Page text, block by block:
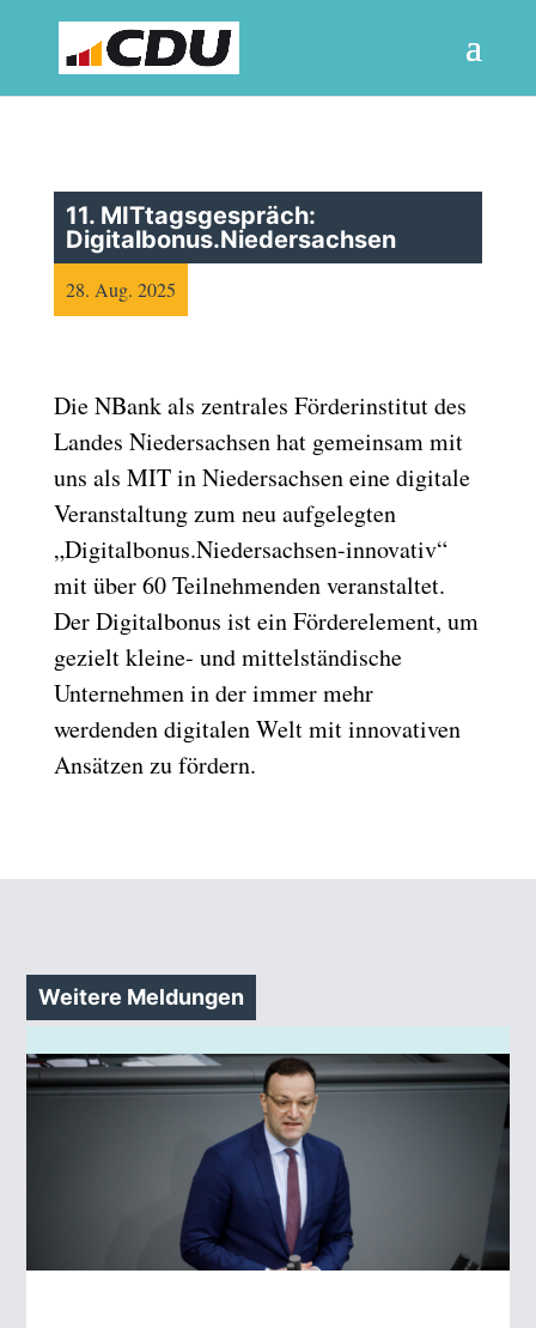
11. MITtagsgespräch:
Digitalbonus.Niedersachsen
28. Aug. 2025
Die NBank als zentrales Förderinstitut des
Landes Niedersachsen hat gemeinsam mit
uns als MIT in Niedersachsen eine digitale
Veranstaltung zum neu aufgelegten
„Digitalbonus.Niedersachsen-innovativ“
mit über 60 Teilnehmenden veranstaltet.
Der Digitalbonus ist ein Förderelement, um
gezielt kleine- und mittelständische
Unternehmen in der immer mehr
werdenden digitalen Welt mit innovativen
Ansätzen zu fördern.
Weitere Meldungen